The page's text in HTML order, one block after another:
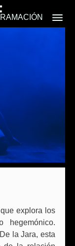
explora los
hegemónico.
la Jara, esta